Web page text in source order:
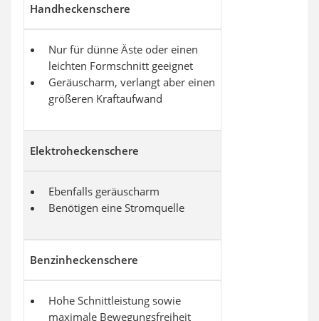
Handheckenschere
Nur für dünne Äste oder einen
leichten Formschnitt geeignet
Geräuscharm, verlangt aber einen
größeren Kraftaufwand
Elektroheckenschere
Ebenfalls geräuscharm
Benötigen eine Stromquelle
Benzinheckenschere
Hohe Schnittleistung sowie
maximale Bewegungsfreiheit